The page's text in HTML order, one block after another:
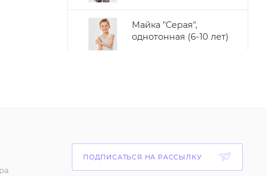
Майка "Серая",
однотонная (6-10 лет)
Комплект: Футболка и
шорты для мальчика
ПОДПИСАТЬСЯ НА РАССЫЛКУ